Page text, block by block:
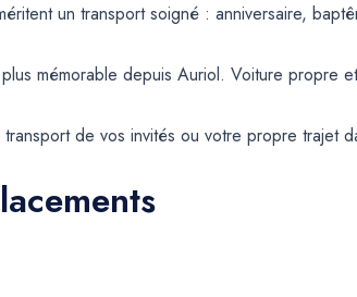
un transport soigné : anniversaire,
mémorable depuis Auriol. Voiture propre
de vos invités ou votre propre trajet